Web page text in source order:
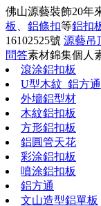
佛山源藝裝飾20年
板 、 鋁條扣等鋁扣
16102525號 源藝吊
問答素材錦集個人
滾涂鋁扣板
U型木紋_鋁方通
外墻鋁型材
木紋鋁扣板
方形鋁扣板
鋁圓管天花
彩涂鋁扣板
噴涂鋁扣板
鋁方通
文山造型鋁單板